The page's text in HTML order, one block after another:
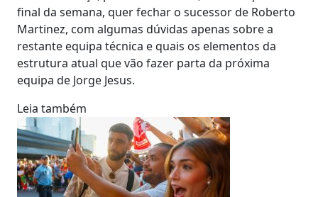
final da semana, quer fechar o sucessor de Roberto
Martinez, com algumas dúvidas apenas sobre a
restante equipa técnica e quais os elementos da
estrutura atual que vão fazer parta da próxima
equipa de Jorge Jesus.
Leia também